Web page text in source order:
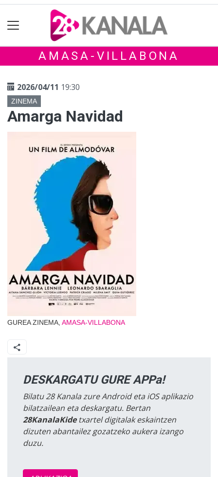
AMASA-VILLABONA
2026/04/11 19:30
ZINEMA
Amarga Navidad
GUREA ZINEMA, AMASA-VILLABONA
DESKARGATU GURE APPa!
Bilatu 28 Kanala zure Android eta iOS aplikazio
bilatzailean eta deskargatu. Bertan
28KanalaKidetxartel digitalak eskaintzen
dizuten abantailez gozatzeko aukera izango
duzu.